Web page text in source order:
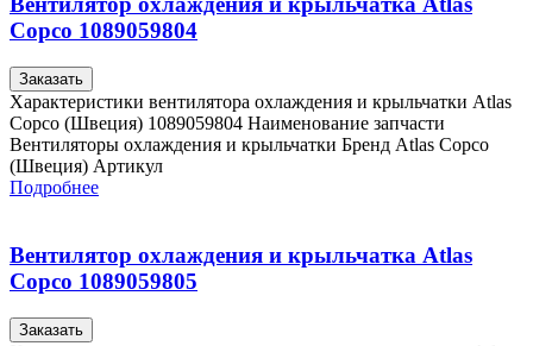
Copco 1089059804
Заказать
Характеристики вентилятора охлаждения и крыльчатки Atlas
Copco (Швеция) 1089059804 Наименование запчасти
Вентиляторы охлаждения и крыльчатки Бренд Atlas Copco
(Швеция) Артикул
Подробнее
Вентилятор охлаждения и крыльчатка Atlas
Copco 1089059805
Заказать